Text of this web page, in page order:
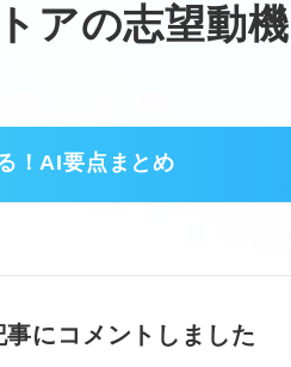
アの志望動
！AI要点まとめ
あることを示す。
で熱意を伝えることが重要。
にコメントしました